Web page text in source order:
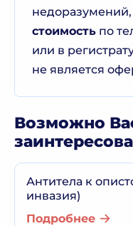
недоразумений,
стоимость по
или в
не является
Возможно
Антитела к
инвазия)
Подробнее